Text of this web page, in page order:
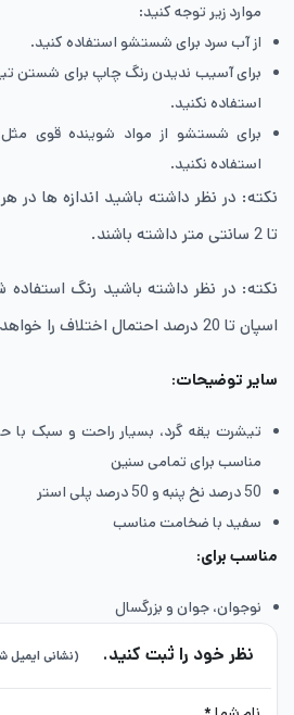
موارد زیر توجه کنید:
از آب سرد برای شستشو استفاده کنید.
برای آسیب ندیدن رنگ چاپ برای شستن
استفاده نکنید.
برای شستشو از مواد شوینده قوی
استفاده نکنید.
نکته: در نظر داشته باشید اندازه ها در
تا 2 سانتی متر داشته باشند.
نکته: در نظر داشته باشید رنگ
اسپان تا 20 درصد احتمال اختلاف را خواهد داشت.
سایر توضیحات:
تیشرت یقه گرد، بسیار راحت و سبک با
مناسب برای تمامی سنین
50 درصد نخ پنبه و 50 درصد پلی استر
سفید با ضخامت مناسب
مناسب برای:
نوجوان، جوان و بزرگسال
نظر خود را ثبت کنید. (نشانی ایمیل